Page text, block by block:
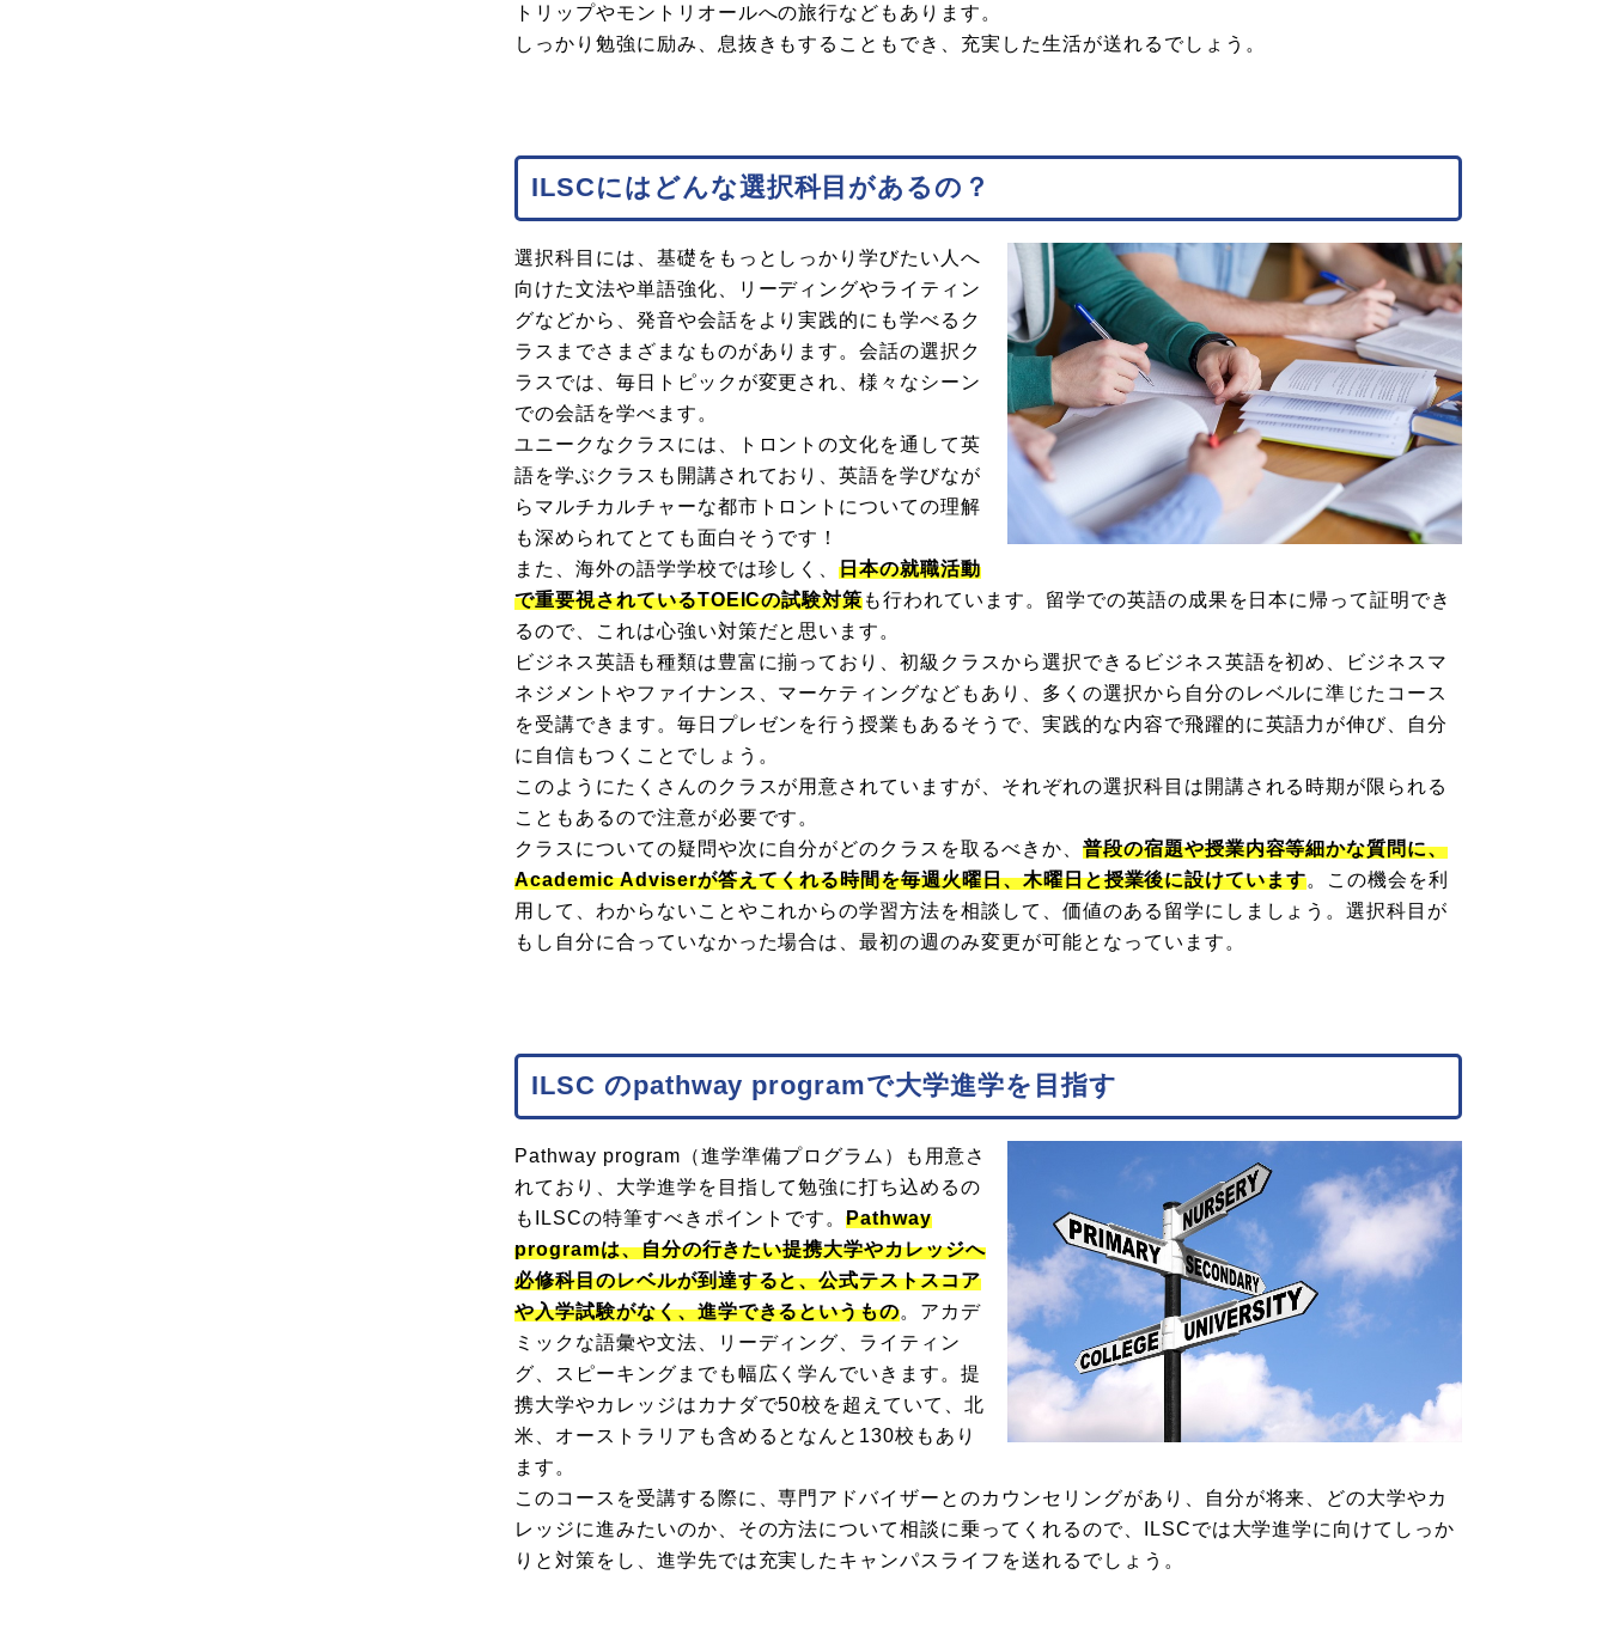
トリップやモントリオールへの旅行などもあります。
しっかり勉強に励み、息抜きもすることもでき、充実した生活が送れるでしょう。
ILSCにはどんな選択科目があるの？
選択科目には、基礎をもっとしっかり学びたい人へ
向けた文法や単語強化、リーディングやライティン
グなどから、発音や会話をより実践的にも学べるク
ラスまでさまざまなものがあります。会話の選択ク
ラスでは、毎日トピックが変更され、様々なシーン
での会話を学べます。
ユニークなクラスには、トロントの文化を通して英
語を学ぶクラスも開講されており、英語を学びなが
らマルチカルチャーな都市トロントについての理解
も深められてとても面白そうです！
また、海外の語学学校では珍しく、日本の就職活動
で重要視されているTOEICの試験対策も行われています。留学での英語の成果を日本に帰って証明でき
るので、これは心強い対策だと思います。
ビジネス英語も種類は豊富に揃っており、初級クラスから選択できるビジネス英語を初め、ビジネスマ
ネジメントやファイナンス、マーケティングなどもあり、多くの選択から自分のレベルに準じたコース
を受講できます。毎日プレゼンを行う授業もあるそうで、実践的な内容で飛躍的に英語力が伸び、自分
に自信もつくことでしょう。
このようにたくさんのクラスが用意されていますが、それぞれの選択科目は開講される時期が限られる
こともあるので注意が必要です。
クラスについての疑問や次に自分がどのクラスを取るべきか、 普段の宿題や授業内容等細かな質問に、
Academic Adviserが答えてくれる時間を毎週火曜日、木曜日と授業後に設けています。この機会を利
用して、わからないことやこれからの学習方法を相談して、価値のある留学にしましょう。選択科目が
もし自分に合っていなかった場合は、最初の週のみ変更が可能となっています。
ILSC のpathway programで大学進学を目指す
Pathway program（進学準備プログラム）も用意さ
れており、大学進学を目指して勉強に打ち込めるの
もILSCの特筆すべきポイントです。Pathway
programは、自分の行きたい提携大学やカレッジへ
必修科目のレベルが到達すると、公式テストスコア
や入学試験がなく、進学できるというもの。アカデ
ミックな語彙や文法、リーディング、ライティン
グ、スピーキングまでも幅広く学んでいきます。提
携大学やカレッジはカナダで50校を超えていて、北
米、オーストラリアも含めるとなんと130校もあり
ます。
このコースを受講する際に、専門アドバイザーとのカウンセリングがあり、自分が将来、どの大学やカ
レッジに進みたいのか、その方法について相談に乗ってくれるので、ILSCでは大学進学に向けてしっか
りと対策をし、進学先では充実したキャンパスライフを送れるでしょう。